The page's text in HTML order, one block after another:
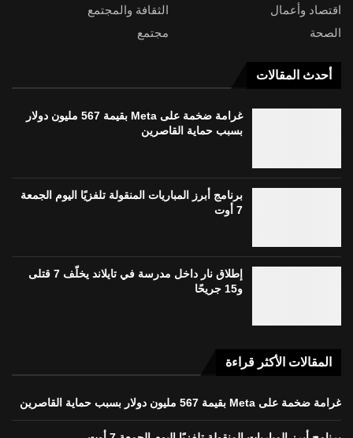
اقتصاد وأعمال
الثقافة والمجتمع
الصحة
مجتمع
أحدث المقالات
غرامة ضخمة على Meta بقيمة 567 مليون دولار
بسبب حماية القاصرين
برنامج أبرز المباريات المنقولة تلفزيًا اليوم الجمعة
7 أوت
إطلاق نار داخل مدرسة في تايلاند يخلّف 7 قتلى
و15 جريحًا
المقالات الأكثر قراءة
غرامة ضخمة على Meta بقيمة 567 مليون دولار بسبب حماية القاصرين